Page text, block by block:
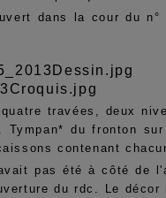
dans la cour du n°
travées, deux
du fronton
contenant
pas été à côté de
du rdc. Le décor